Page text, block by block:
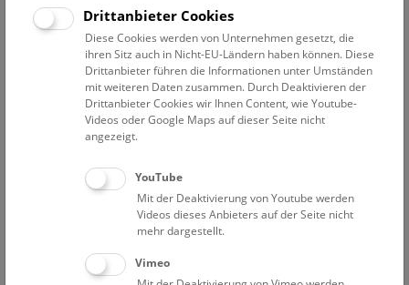
Filter zurücksetzen
1. September 2022
Bisher keine Ergebnisse. Dienstags ist das NHM Wien
in der Regel geschlossen. Ausnahmen finden sie
Eine Nacht im Museum
Drittanbieter Cookies
Diese Cookies werden von Unternehmen gesetzt, die
ihren Sitz auch in Nicht-EU-Ländern haben können. Diese
Drittanbieter führen die Informationen unter Umständen
mit weiteren Daten zusammen. Durch Deaktivieren der
Drittanbieter Cookies wir Ihnen Content, wie Youtube-
Videos oder Google Maps auf dieser Seite nicht
angezeigt.
YouTube
Mit der Deaktivierung von Youtube werden
Videos dieses Anbieters auf der Seite nicht
mehr dargestellt.
Vimeo